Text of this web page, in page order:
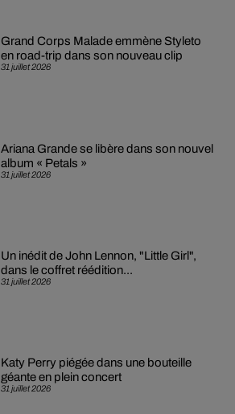
31 juillet 2026
Grand Corps Malade emmène Styleto
en road-trip dans son nouveau clip
31 juillet 2026
Ariana Grande se libère dans son nouvel
album « Petals »
31 juillet 2026
Un inédit de John Lennon, "Little Girl",
dans le coffret réédition...
31 juillet 2026
Katy Perry piégée dans une bouteille
géante en plein concert